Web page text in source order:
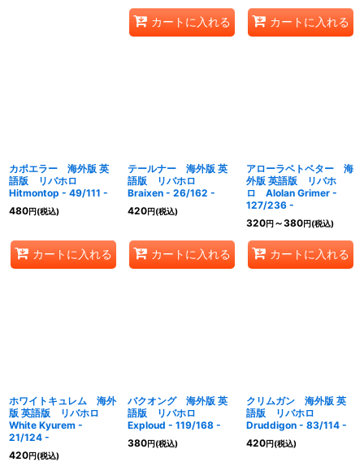
カートに入れる カートに入れる
カポエラー 海外版 英
語版 リバホロ
Hitmontop - 49/111 -
480円(税込)
カートに入れる
テールナー 海外版 英
語版 リバホロ
Braixen - 26/162 -
420円(税込)
カートに入れる
アローラベトベター 海
外版 英語版 リバホ
ロ Alolan Grimer -
127/236 -
320円～380円(税込)
カートに入れる
ホワイトキュレム 海外
版 英語版 リバホロ
White Kyurem -
21/124 -
420円(税込)
バクオング 海外版 英
語版 リバホロ
Exploud - 119/168 -
380円(税込)
クリムガン 海外版 英
語版 リバホロ
Druddigon - 83/114 -
420円(税込)